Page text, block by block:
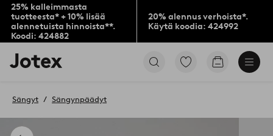
25% kalleimmasta
tuotteesta* + 10% lisää
alennetuista hinnoista**.
Koodi: 424882
20% alennus verhoista*.
Käytä koodia: 424992
Jotex-
logo
aloitussivulle
Siirry
Siirry
Sängyt Sängynpäädyt